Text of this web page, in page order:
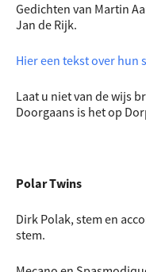
Gedichten van Martin
Jan de Rijk.
Hier een tekst over hun
Laat u niet van de wijs
Doorgaans is het op
Polar Twins
Dirk Polak, stem en
stem.